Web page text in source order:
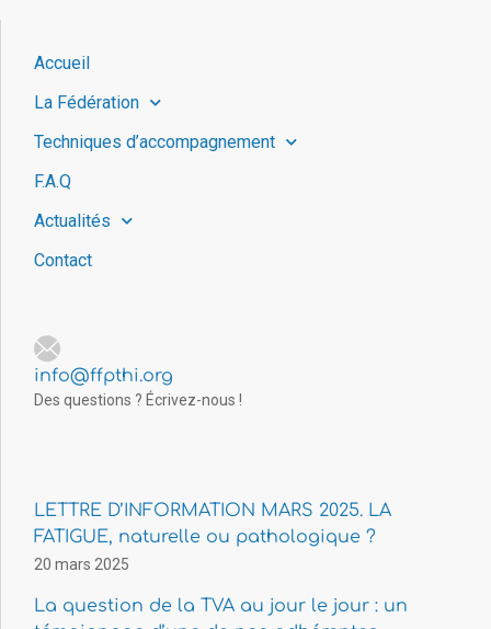
Accueil
La Fédération
Techniques d’accompagnement
F.A.Q
Actualités
Contact
info@ffpthi.org
Des questions ? Écrivez-nous !
LETTRE D’INFORMATION MARS 2025. LA
FATIGUE, naturelle ou pathologique ?
20 mars 2025
La question de la TVA au jour le jour : un